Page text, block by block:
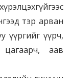
тэр арван
үүргийг үүрч,
аав